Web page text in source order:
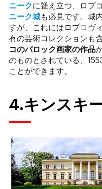
ニークに聳え立つ、ロプ
ニーク城も必見です。城
すが、これにはロプコヴ
有の芸術コレクションも
コのバロック画家の作品
のものとされている、
ことができます。
4.キンスキ